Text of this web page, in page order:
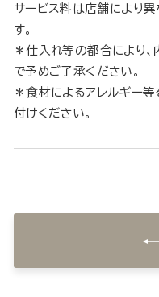
サービス料は店舗により
す。
＊仕入れ等の都合により
で予めご了承ください。
＊食材によるアレルギー等
付けください。